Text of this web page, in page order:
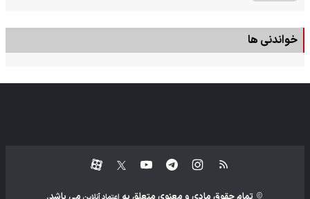
خواندنی ها
تمام حقوق مادی و معنوی متعلق به می باشد.